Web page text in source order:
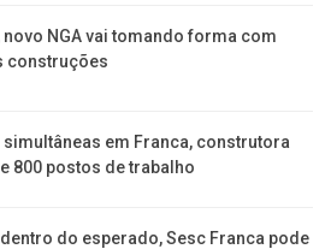
novo NGA vai tomando forma com
construções
simultâneas em Franca, construtora
800 postos de trabalho
do esperado, Sesc Franca pode